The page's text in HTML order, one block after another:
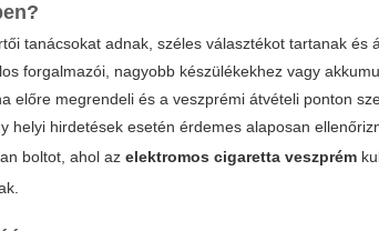
tanácsokat adnak, széles választékot tartanak és
forgalmazói, nagyobb készülékekhez vagy
előre megrendeli és a veszprémi átvételi ponton
helyi hirdetések esetén érdemes alaposan
boltot, ahol azelektromos cigaretta veszprém